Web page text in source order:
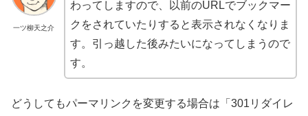
一ツ柳天之介
わってしますので、以前のURLでブックマー
クをされていたりすると表示されなくなりま
す。引っ越した後みたいになってしまうので
す。
どうしてもパーマリンクを変更する場合は「301リダイレ